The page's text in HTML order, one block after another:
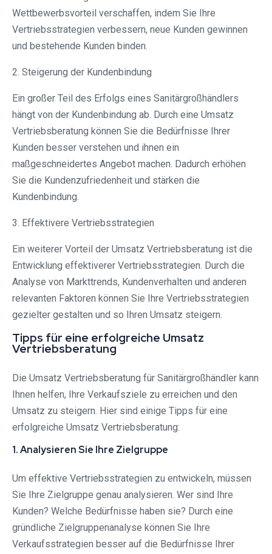
Wettbewerbsvorteil verschaffen, indem Sie Ihre
Vertriebsstrategien verbessern, neue Kunden gewinnen
und bestehende Kunden binden.
2. Steigerung der Kundenbindung
Ein großer Teil des Erfolgs eines Sanitärgroßhändlers
hängt von der Kundenbindung ab. Durch eine Umsatz
Vertriebsberatung können Sie die Bedürfnisse Ihrer
Kunden besser verstehen und ihnen ein
maßgeschneidertes Angebot machen. Dadurch erhöhen
Sie die Kundenzufriedenheit und stärken die
Kundenbindung.
3. Effektivere Vertriebsstrategien
Ein weiterer Vorteil der Umsatz Vertriebsberatung ist die
Entwicklung effektiverer Vertriebsstrategien. Durch die
Analyse von Markttrends, Kundenverhalten und anderen
relevanten Faktoren können Sie Ihre Vertriebsstrategien
gezielter gestalten und so Ihren Umsatz steigern.
Tipps für eine erfolgreiche Umsatz
Vertriebsberatung
Die Umsatz Vertriebsberatung für Sanitärgroßhändler kann
Ihnen helfen, Ihre Verkaufsziele zu erreichen und den
Umsatz zu steigern. Hier sind einige Tipps für eine
erfolgreiche Umsatz Vertriebsberatung:
1. Analysieren Sie Ihre Zielgruppe
Um effektive Vertriebsstrategien zu entwickeln, müssen
Sie Ihre Zielgruppe genau analysieren. Wer sind Ihre
Kunden? Welche Bedürfnisse haben sie? Durch eine
gründliche Zielgruppenanalyse können Sie Ihre
Verkaufsstrategien besser auf die Bedürfnisse Ihrer